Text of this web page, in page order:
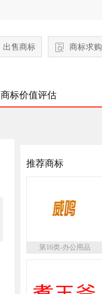
出售商标 商标求购
商标价值评估
推荐商标
第16类-办公用品